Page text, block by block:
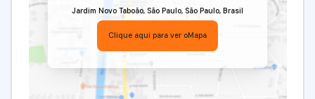
Jardim Novo Taboão, São Paulo, São Paulo, Brasil
Clique aqui para ver oMapa